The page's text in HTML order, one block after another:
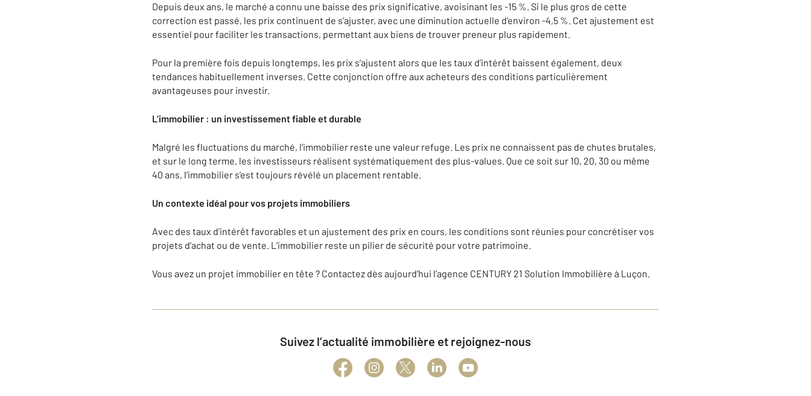
Depuis deux ans, le marché a connu une baisse des prix significative, avoisinant les -15 %. Si le plus gros de cette
correction est passé, les prix continuent de s’ajuster, avec une diminution actuelle d’environ -4,5 %. Cet ajustement est
essentiel pour faciliter les transactions, permettant aux biens de trouver preneur plus rapidement.
Pour la première fois depuis longtemps, les prix s’ajustent alors que les taux d’intérêt baissent également, deux
tendances habituellement inverses. Cette conjonction offre aux acheteurs des conditions particulièrement
avantageuses pour investir.
L’immobilier : un investissement fiable et durable
Malgré les fluctuations du marché, l’immobilier reste une valeur refuge. Les prix ne connaissent pas de chutes brutales,
et sur le long terme, les investisseurs réalisent systématiquement des plus-values. Que ce soit sur 10, 20, 30 ou même
40 ans, l’immobilier s’est toujours révélé un placement rentable.
Un contexte idéal pour vos projets immobiliers
Avec des taux d’intérêt favorables et un ajustement des prix en cours, les conditions sont réunies pour concrétiser vos
projets d’achat ou de vente. L’immobilier reste un pilier de sécurité pour votre patrimoine.
Vous avez un projet immobilier en tête ? Contactez dès aujourd’hui l’agence CENTURY 21 Solution Immobilière à Luçon.
Suivez l’actualité immobilière et rejoignez-nous